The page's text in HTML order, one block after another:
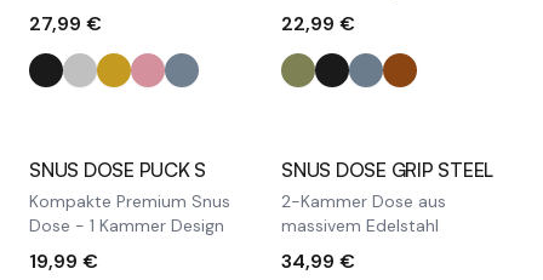
27,99 € 22,99 €
SNUS DOSE PUCK S
Kompakte Premium Snus
Dose - 1 Kammer Design
19,99 €
Ausverkauft
SNUS DOSE GRIP STEEL
2-Kammer Dose aus
massivem Edelstahl
34,99 €